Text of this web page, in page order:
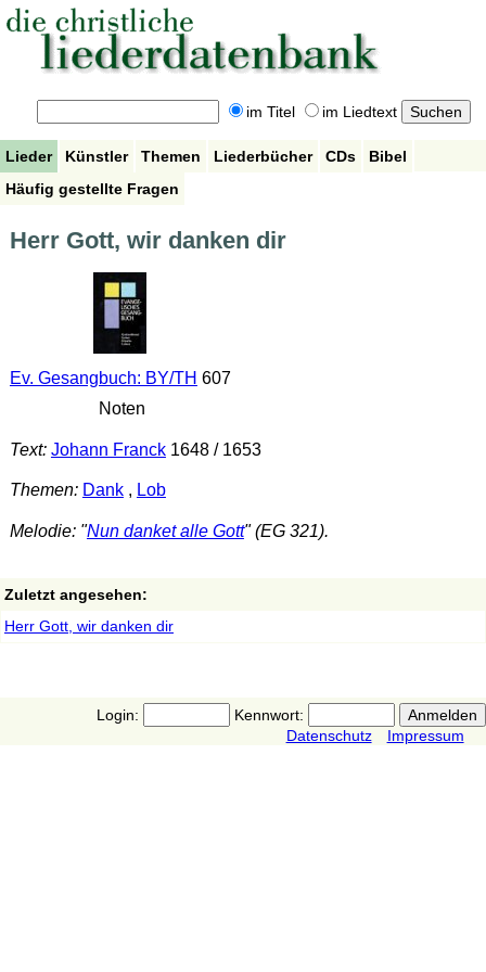
im Titel im Liedtext
Lieder Künstler Themen Liederbücher CDs
Bibel
Häufig gestellte Fragen
Herr Gott, wir danken dir
Ev. Gesangbuch: BY/TH 607
Noten
Text: Johann Franck1648 / 1653
Themen: Dank, Lob
Melodie: "Nun danket alle Gott" (EG 321).
Zuletzt angesehen:
Herr Gott, wir danken dir
Login:
Kennwort:
Datenschutz
Impressum